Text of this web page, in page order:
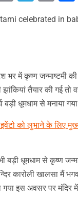
celebrated in
भर में कृष्ण जन्माष्टमी
तैयार की गई तो
बड़ी धूमधाम से मनाया
को लुभाने के लिए
धूमधाम से कृष्ण
कारोली खालसा मैं
गया इस अवसर पर मंदिर